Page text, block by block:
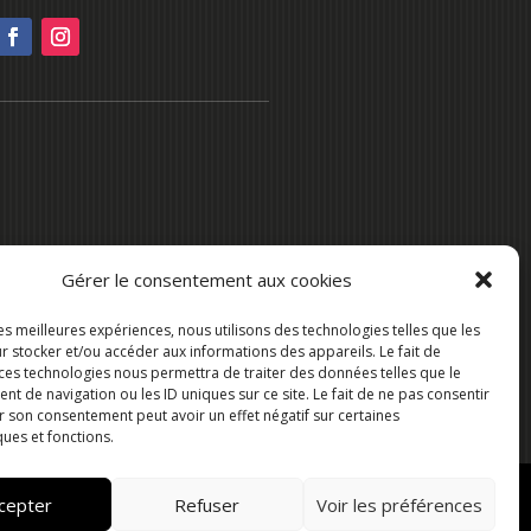
Gérer le consentement aux cookies
meilleures expériences, nous utilisons des technologies telles que les
stocker et/ou accéder aux informations des appareils. Le fait de
technologies nous permettra de traiter des données telles que le
de navigation ou les ID uniques sur ce site. Le fait de ne pas consentir
son consentement peut avoir un effet négatif sur certaines
et fonctions.
Refuser Voir les préférences